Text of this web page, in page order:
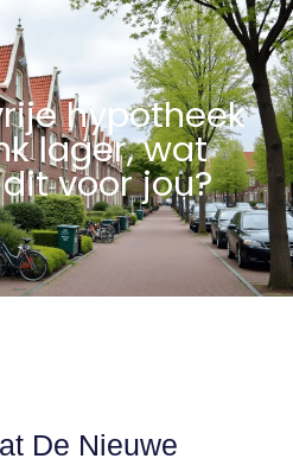
hypotheek
lager, wat
voor jou?
De Nieuwe